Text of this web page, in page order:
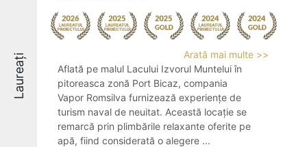
Laureați
Arată mai multe >>
Aflată pe malul Lacului Izvorul Muntelui în
pitoreasca zonă Port Bicaz, compania
Vapor Romsilva furnizează experiențe de
turism naval de neuitat. Această locație se
remarcă prin plimbările relaxante oferite pe
apă, fiind considerată o alegere ...